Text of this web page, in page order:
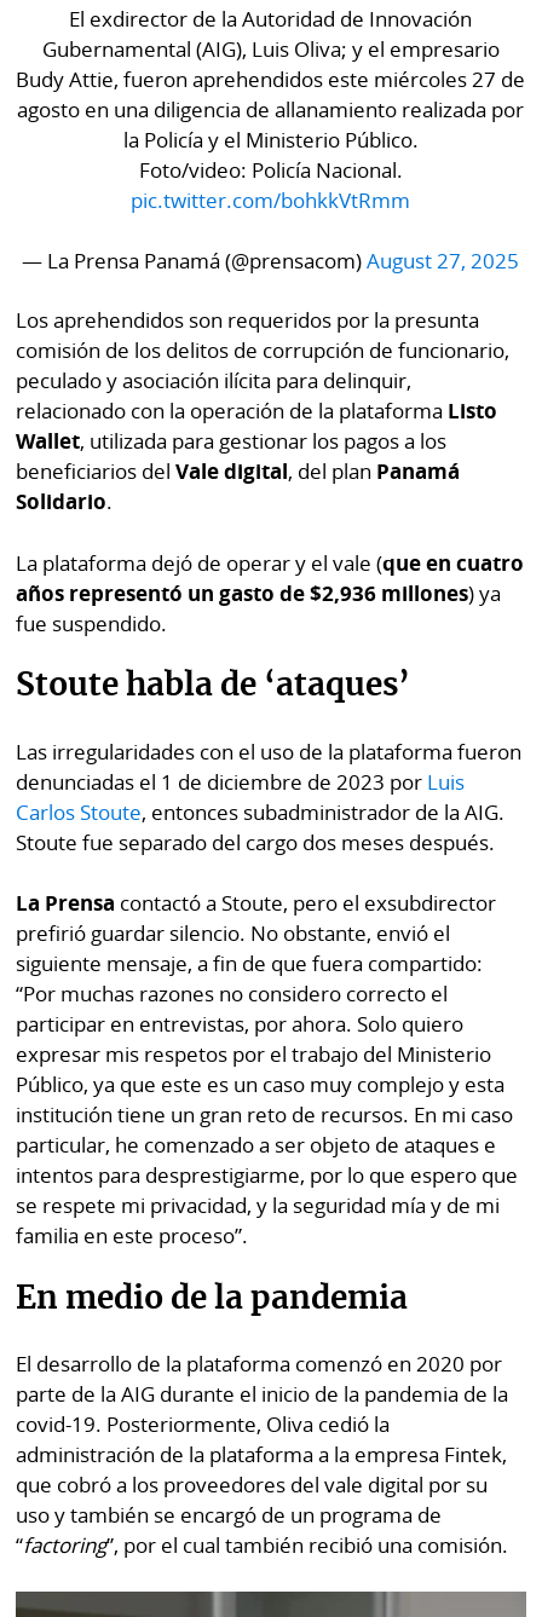
RepreguntaEl exdirector de la Autoridad de Innovación
Gubernamental (AIG), Luis Oliva; y el empresario
Budy Attie, fueron aprehendidos este miércoles 27 de
agosto en una diligencia de allanamiento realizada por
la Policía y el Ministerio Público.
Foto/video: Policía Nacional.
pic.twitter.com/bohkkVtRmm
— La Prensa Panamá (@prensacom)August 27, 2025
Los aprehendidos son requeridos por la presunta
comisión de los delitos de corrupción de funcionario,
peculado y asociación ilícita para delinquir,
relacionado con la operación de la plataforma Listo
Wallet, utilizada para gestionar los pagos a los
beneficiarios delVale digital, del plan Panamá
Solidario.
La plataforma dejó de operar y el vale (que en cuatro
años representó un gasto de $2,936 millones) ya
fue suspendido.
Stoute habla de ‘ataques’
Las irregularidades con el uso de la plataforma fueron
denunciadas el 1 de diciembre de 2023 por Luis
Carlos Stoute, entonces subadministrador de la AIG.
Stoute fue separado del cargo dos meses después.
La Prensa contactó a Stoute, pero el exsubdirector
prefirió guardar silencio. No obstante, envió el
siguiente mensaje, a fin de que fuera compartido:
“Por muchas razones no considero correcto el
participar en entrevistas, por ahora. Solo quiero
expresar mis respetos por el trabajo del Ministerio
Público, ya que este es un caso muy complejo y esta
institución tiene un gran reto de recursos. En mi caso
particular, he comenzado a ser objeto de ataques e
intentos para desprestigiarme, por lo que espero que
se respete mi privacidad, y la seguridad mía y de mi
familia en este proceso”.
En medio de la pandemia
El desarrollo de la plataforma comenzó en 2020 por
parte de la AIG durante el inicio de la pandemia de la
covid-19. Posteriormente, Oliva cedió la
administración de la plataforma a la empresa Fintek,
que cobró a los proveedores del vale digital por su
uso y también se encargó de un programa de
“factoring”, por el cual también recibió una comisión.